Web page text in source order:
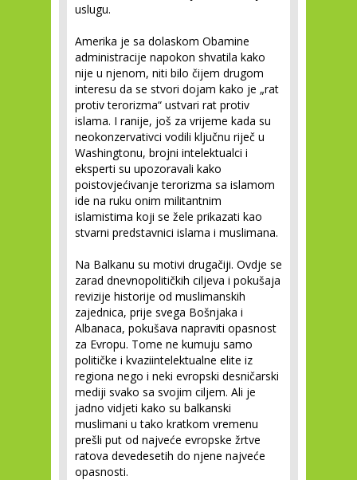
uslugu.
Amerika je sa dolaskom Obamine
administracije napokon shvatila kako
nije u njenom, niti bilo čijem drugom
interesu da se stvori dojam kako je „rat
protiv terorizma“ ustvari rat protiv
islama. I ranije, još za vrijeme kada su
neokonzervativci vodili ključnu riječ u
Washingtonu, brojni intelektualci i
eksperti su upozoravali kako
poistovjećivanje terorizma sa islamom
ide na ruku onim militantnim
islamistima koji se žele prikazati kao
stvarni predstavnici islama i muslimana.
Na Balkanu su motivi drugačiji. Ovdje se
zarad dnevnopolitičkih ciljeva i pokušaja
revizije historije od muslimanskih
zajednica, prije svega Bošnjaka i
Albanaca, pokušava napraviti opasnost
za Evropu. Tome ne kumuju samo
političke i kvaziintelektualne elite iz
regiona nego i neki evropski desničarski
mediji svako sa svojim ciljem. Ali je
jadno vidjeti kako su balkanski
muslimani u tako kratkom vremenu
prešli put od najveće evropske žrtve
ratova devedesetih do njene najveće
opasnosti.